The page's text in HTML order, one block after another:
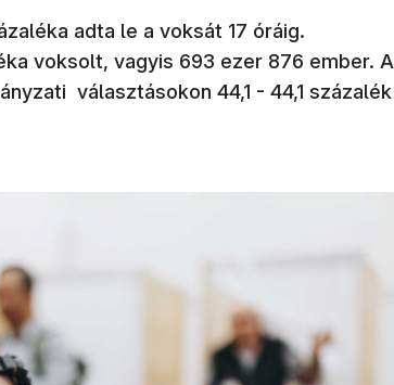
adta le a voksát 17 óráig.
voksolt, vagyis 693 ezer 876 ember. A
választásokon 44,1 - 44,1 százalék